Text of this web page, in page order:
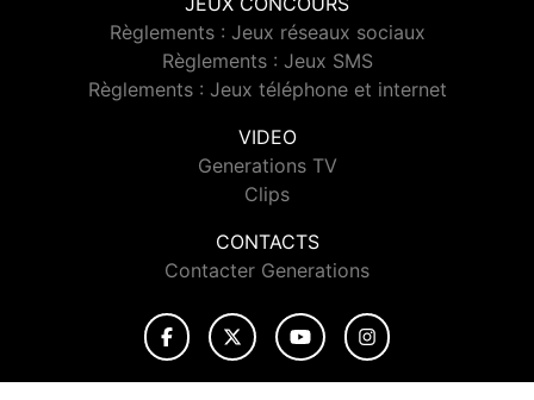
Règlements : Jeux réseaux sociaux
Règlements : Jeux SMS
Règlements : Jeux téléphone et internet
VIDEO
Generations TV
Clips
CONTACTS
Contacter Generations